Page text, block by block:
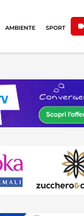
AMBIENTE SPORT